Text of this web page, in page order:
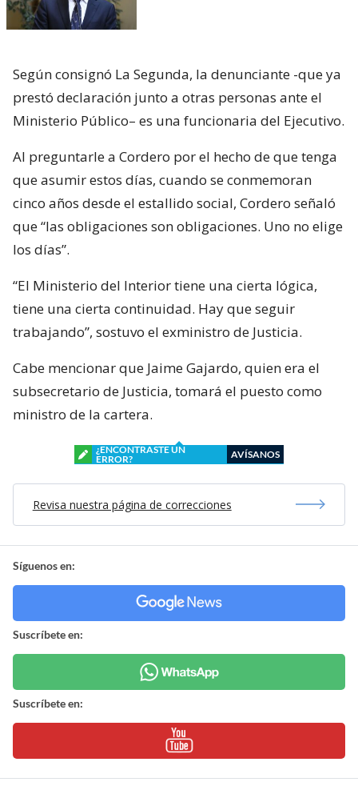
Según consignó La Segunda, la denunciante -que ya
prestó declaración junto a otras personas ante el
Ministerio Público– es una funcionaria del Ejecutivo.
Al preguntarle a Cordero por el hecho de que tenga
que asumir estos días, cuando se conmemoran
cinco años desde el estallido social, Cordero señaló
que “las obligaciones son obligaciones. Uno no elige
los días”.
“El Ministerio del Interior tiene una cierta lógica,
tiene una cierta continuidad. Hay que seguir
trabajando”, sostuvo el exministro de Justicia.
Cabe mencionar que Jaime Gajardo, quien era el
subsecretario de Justicia, tomará el puesto como
ministro de la cartera.
¿ENCONTRASTE UN
ERROR?
AVÍSANOS
Revisa nuestra página de correcciones
Síguenos en:
Suscríbete en:
Suscríbete en: